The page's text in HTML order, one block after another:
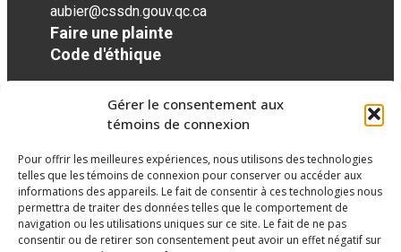
Gérer le consentement aux
témoins de connexion
Pour offrir les meilleures expériences, nous utilisons des technologies
telles que les témoins de connexion pour conserver ou accéder aux
informations des appareils. Le fait de consentir à ces technologies nous
permettra de traiter des données telles que le comportement de
navigation ou les utilisations uniques sur ce site. Le fait de ne pas
consentir ou de retirer son consentement peut avoir un effet négatif sur
aubier@cssdn.gouv.qc.ca
Faire une plainte
Code d'éthique
Réseaux sociaux
facebook
twittergoogleplusgoogleplusgoogleplus